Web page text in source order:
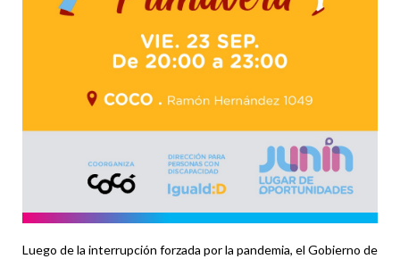
Luego de la interrupción forzada por la pandemia, el Gobierno de